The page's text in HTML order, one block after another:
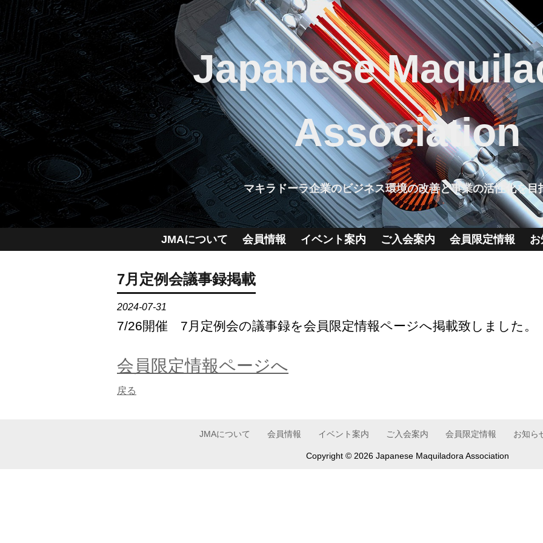
Japanese
Association
マキラドーラ企業のビジネス環境の改善と事業の活性化を目
JMAについて 会員情報 イベント案内 ご入会案内 会員限定情報
7月定例会議事録掲載
2024-07-31
7/26開催 7月定例会の議事録を会員限定情報ページへ掲載致しました。
会員限定情報ページへ
戻る
JMAについて 会員情報 イベント案内 ご入会案内 会員限定情報 お知ら
Copyright © 2026 Japanese Maquiladora Association